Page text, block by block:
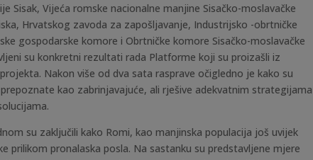
Sisak, Vijeća romske nacionalne manjine Sisačko-moslavačke
Hrvatskog zavoda za zapošljavanje, Industrijsko -obrtničke
gospodarske komore i Obrtničke komore Sisačko-moslavačke
su konkretni rezultati rada Platforme koji su proizašli iz
Nakon više od dva sata rasprave očigledno je kako su
kao zabrinjavajuće, ali rješive adekvatnim strategijama
su zaključili kako Romi, kao manjinska populacija još uvijek
prilikom pronalaska posla. Na sastanku su predstavljene mjere